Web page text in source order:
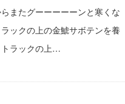
またグーーーーーンと寒くな
ックの上の金鯱サボテンを養
トラックの上…